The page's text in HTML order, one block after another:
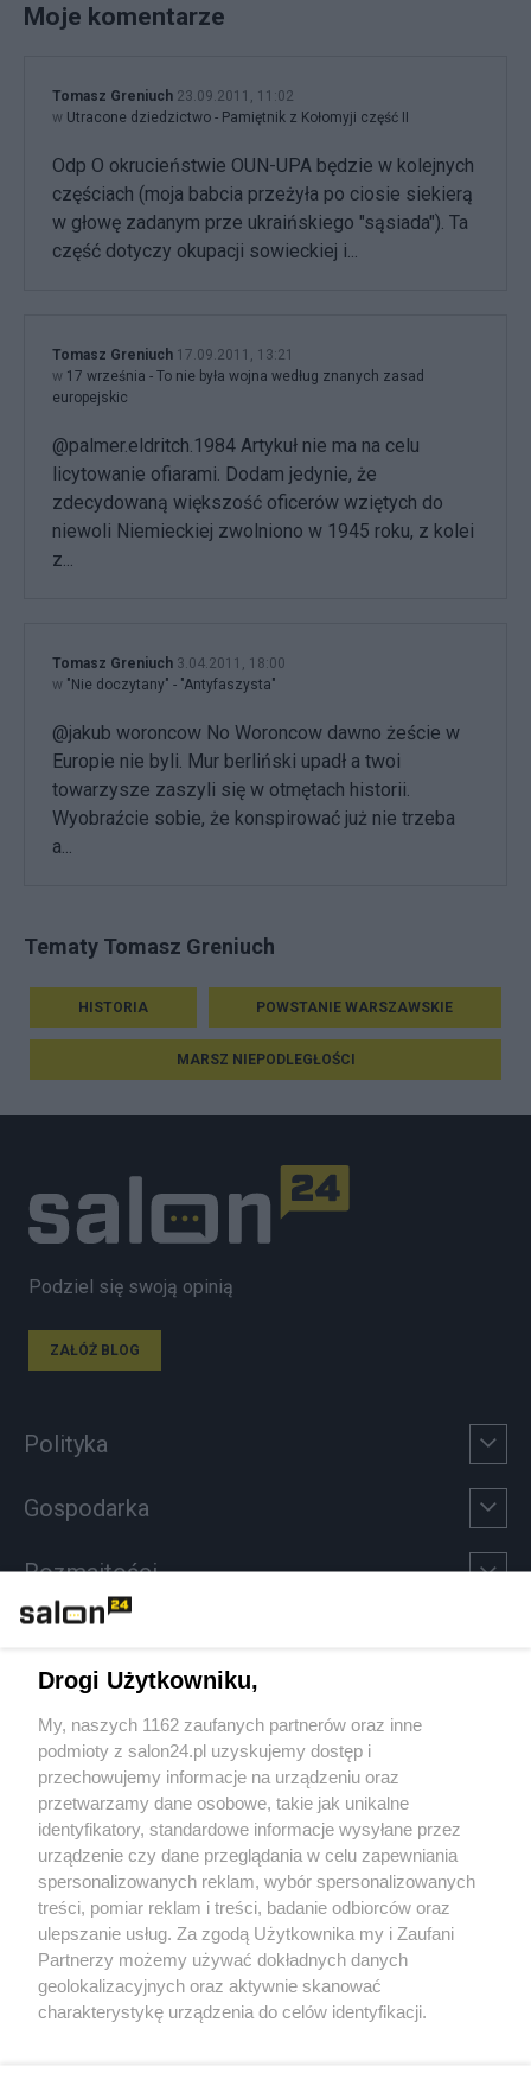
Moje komentarze
Tomasz Greniuch 23.09.2011, 11:02
w Utracone dziedzictwo - Pamiętnik z Kołomyji część II
Odp O okrucieństwie OUN-UPA będzie w kolejnych
częściach (moja babcia przeżyła po ciosie siekierą
w głowę zadanym prze ukraińskiego "sąsiada"). Ta
część dotyczy okupacji sowieckiej i...
Tomasz Greniuch 17.09.2011, 13:21
w 17 września - To nie była wojna według znanych zasad
europejskic
@palmer.eldritch.1984 Artykuł nie ma na celu
licytowanie ofiarami. Dodam jedynie, że
zdecydowaną większość oficerów wziętych do
niewoli Niemieckiej zwolniono w 1945 roku, z kolei
z...
Tomasz Greniuch 3.04.2011, 18:00
w "Nie doczytany" - "Antyfaszysta"
@jakub woroncow No Woroncow dawno żeście w
Europie nie byli. Mur berliński upadł a twoi
towarzysze zaszyli się w otmętach historii.
Wyobraźcie sobie, że konspirować już nie trzeba
a...
Tematy Tomasz Greniuch
HISTORIA POWSTANIE WARSZAWSKIE
MARSZ NIEPODLEGŁOŚCI
Podziel się swoją opinią
ZAŁÓŻ BLOG
Polityka
Gospodarka
Rozmaitości
Sport
Społeczeństwo
Kultura
X Facebook Instagram Youtube
Drogi Użytkowniku,
My, naszych 1162 zaufanych partnerów oraz inne
podmioty z salon24.pl uzyskujemy dostęp i
przechowujemy informacje na urządzeniu oraz
przetwarzamy dane osobowe, takie jak unikalne
identyfikatory, standardowe informacje wysyłane przez
urządzenie czy dane przeglądania w celu zapewniania
spersonalizowanych reklam, wybór spersonalizowanych
treści, pomiar reklam i treści, badanie odbiorców oraz
ulepszanie usług. Za zgodą Użytkownika my i Zaufani
Partnerzy możemy używać dokładnych danych
geolokalizacyjnych oraz aktywnie skanować
charakterystykę urządzenia do celów identyfikacji.